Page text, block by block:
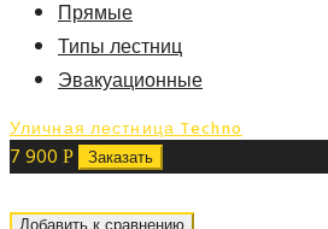
Прямые
Типы лестниц
Эвакуационные
Уличная лестница Techno
7 900 Р Заказать
Добавить к сравнению